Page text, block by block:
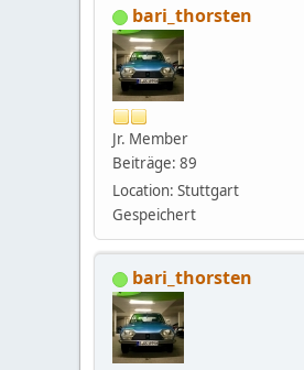
bari_thorsten
Jr. Member
Beiträge: 89
Location: Stuttgart
Gespeichert
bari_thorsten